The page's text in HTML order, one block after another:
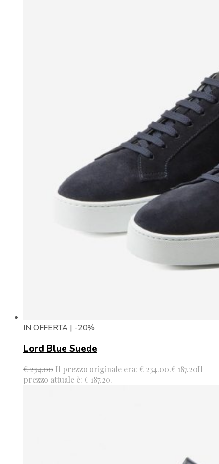
IN OFFERTA | -20%
Lord Blue Suede
€234.00 Il prezzo originale era: € 234.00.€ 187.20Il
prezzo attuale è: € 187.20.